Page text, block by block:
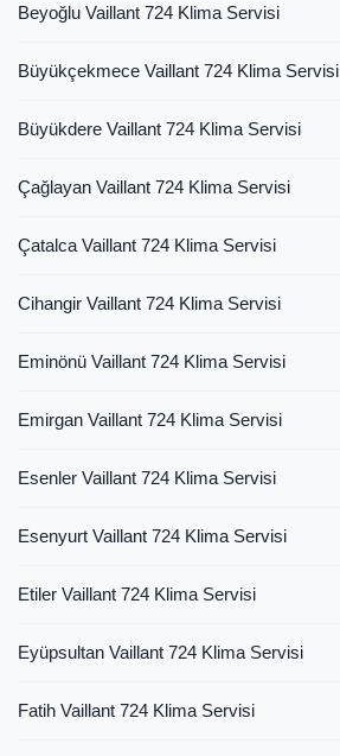
Beyoğlu Vaillant 724 Klima Servisi
Büyükçekmece Vaillant 724 Klima Servisi
Büyükdere Vaillant 724 Klima Servisi
Çağlayan Vaillant 724 Klima Servisi
Çatalca Vaillant 724 Klima Servisi
Cihangir Vaillant 724 Klima Servisi
Eminönü Vaillant 724 Klima Servisi
Emirgan Vaillant 724 Klima Servisi
Esenler Vaillant 724 Klima Servisi
Esenyurt Vaillant 724 Klima Servisi
Etiler Vaillant 724 Klima Servisi
Eyüpsultan Vaillant 724 Klima Servisi
Fatih Vaillant 724 Klima Servisi